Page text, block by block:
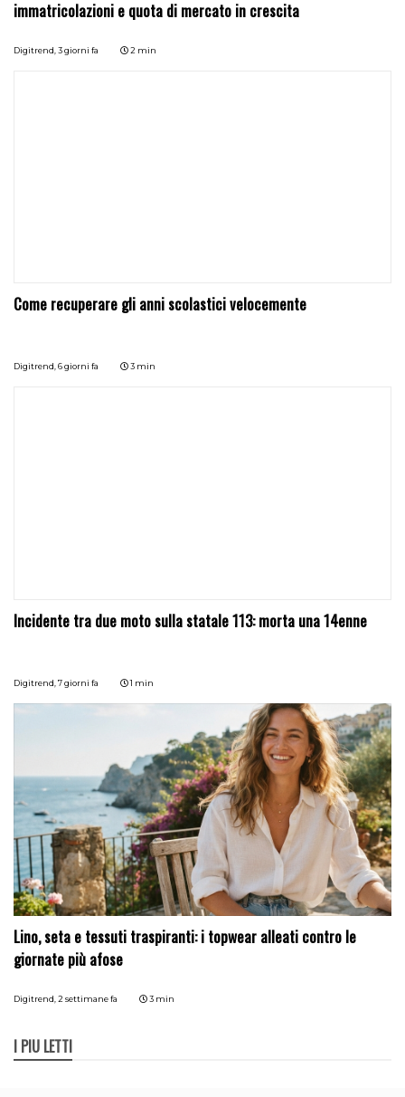
immatricolazioni e quota di mercato in crescita
Digitrend,3 giorni fa 2 min
Come recuperare gli anni scolastici velocemente
Digitrend,6 giorni fa 3 min
Incidente tra due moto sulla statale 113: morta una 14enne
Digitrend, 7 giorni fa 1 min
Lino, seta e tessuti traspiranti: i topwear alleati contro le
giornate più afose
Digitrend, 2 settimane fa 3 min
I PIÙ LETTI